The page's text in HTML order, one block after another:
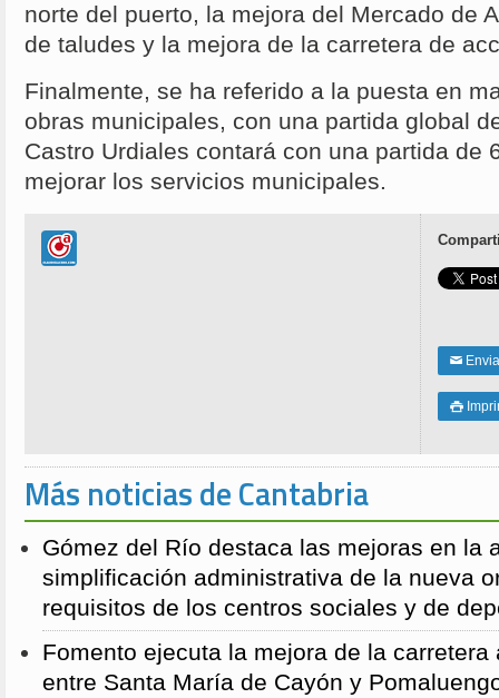
norte del puerto, la mejora del Mercado de
de taludes y la mejora de la carretera de
Finalmente, se ha referido a la puesta en
obras municipales, con una partida global
Castro Urdiales contará con una partida de
mejorar los servicios municipales.
✉

Más noticias de Cantabria
Gómez del Río destaca las mejoras en la
simplificación administrativa de la nueva
requisitos de los centros sociales y de
Fomento ejecuta la mejora de la carretera
entre Santa María de Cayón y